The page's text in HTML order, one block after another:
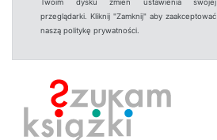
Twoim dysku zmień ustawienia swojej
przeglądarki. Kliknij "Zamknij" aby zaakceptować
naszą politykę prywatności.